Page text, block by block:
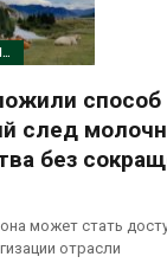
ТЕХНОЛОГИЧЕСКИЕ РЕШЕНИЯ
способ
след
без
может стать
отрасли